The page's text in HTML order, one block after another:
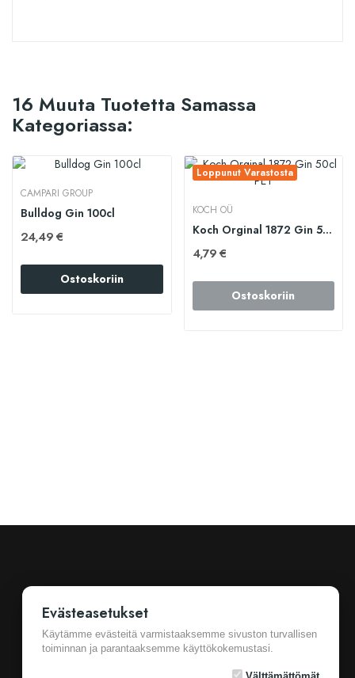
16 Muuta Tuotetta Samassa
Kategoriassa:
CAMPARI GROUP
Bulldog Gin 100cl
24,49 €
Ostoskoriin
Loppunut Varastosta
KOCH OÜ
Koch Orginal 1872 Gin 50cl PET
4,79 €
Ostoskoriin
Ostotiedot Cookie Settings
Yleiset sopimusehdot
Evästeasetukset
Käytämme evästeitä varmistaaksemme sivuston turvallisen
toiminnan ja parantaaksemme käyttökokemustasi.